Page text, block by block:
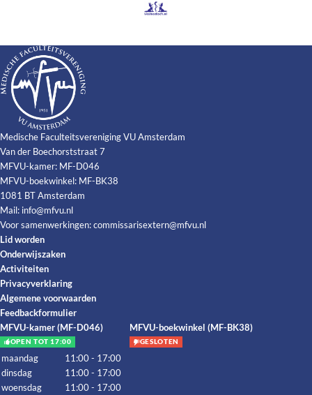
Medische Faculteitsvereniging VU Amsterdam
Van der Boechorststraat 7
MFVU-kamer: MF-D046
MFVU-boekwinkel: MF-BK38
1081 BT Amsterdam
Mail: info@mfvu.nl
Voor samenwerkingen:commissarisextern@mfvu.nl
Lid worden
Onderwijszaken
Activiteiten
Privacyverklaring
Algemene voorwaarden
Feedbackformulier
MFVU-kamer (MF-D046)
OPEN TOT 17:00
maandag
11:00 - 17:00
dinsdag
11:00 - 17:00
woensdag
11:00 - 17:00
MFVU-boekwinkel (MF-BK38)
GESLOTEN